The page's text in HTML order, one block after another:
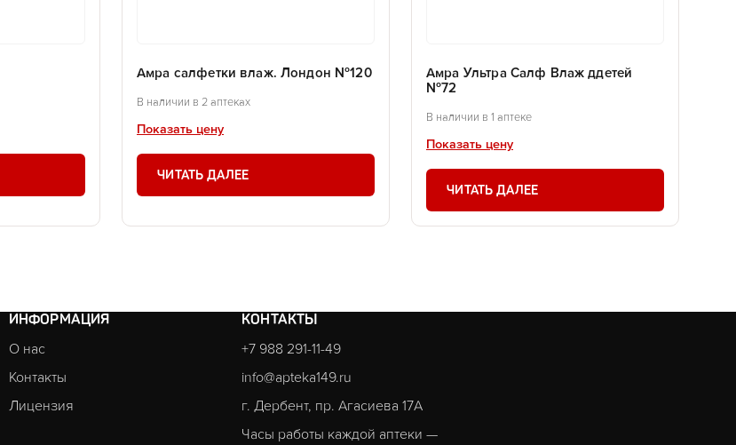
Амра салфетки влаж. Лондон №120
В наличии в 2 аптеках
Показать цену
ЧИТАТЬ ДАЛЕЕ
Амра Ультра Салф Влаж ддетей
№72
В наличии в 1 аптеке
Показать цену
ЧИТАТЬ ДАЛЕЕ
ИНФОРМАЦИЯ
О нас
Контакты
Лицензия
КОНТАКТЫ
+7 988 291-11-49
info@apteka149.ru
г. Дербент, пр. Агасиева 17А
Часы работы каждой аптеки —